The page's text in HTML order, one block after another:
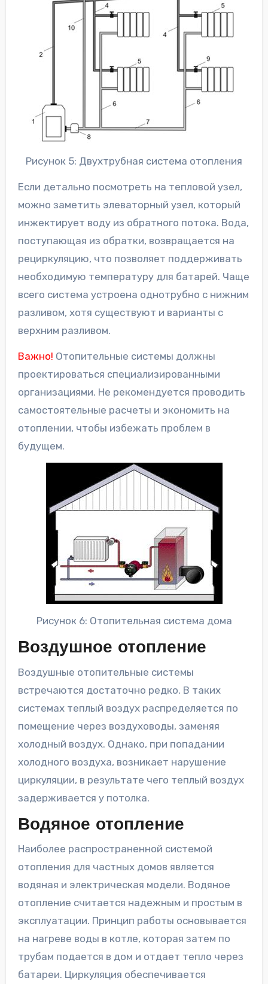
Рисунок 5: Двухтрубная система отопления
Если детально посмотреть на тепловой узел,
можно заметить элеваторный узел, который
инжектирует воду из обратного потока. Вода,
поступающая из обратки, возвращается на
рециркуляцию, что позволяет поддерживать
необходимую температуру для батарей. Чаще
всего система устроена однотрубно с нижним
разливом, хотя существуют и варианты с
верхним разливом.
Важно! Отопительные системы должны
проектироваться специализированными
организациями. Не рекомендуется проводить
самостоятельные расчеты и экономить на
отоплении, чтобы избежать проблем в
будущем.
Рисунок 6: Отопительная система дома
Воздушное отопление
Воздушные отопительные системы
встречаются достаточно редко. В таких
системах теплый воздух распределяется по
помещение через воздуховоды, заменяя
холодный воздух. Однако, при попадании
холодного воздуха, возникает нарушение
циркуляции, в результате чего теплый воздух
задерживается у потолка.
Водяное отопление
Наиболее распространенной системой
отопления для частных домов является
водяная и электрическая модели. Водяное
отопление считается надежным и простым в
эксплуатации. Принцип работы основывается
на нагреве воды в котле, которая затем по
трубам подается в дом и отдает тепло через
батареи. Циркуляция обеспечивается